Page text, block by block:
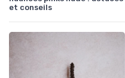
et conseils